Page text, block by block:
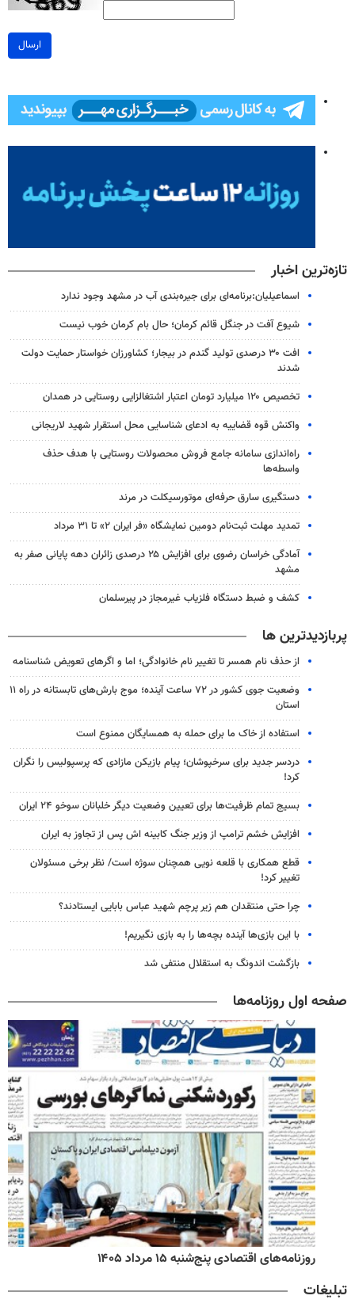
ارسال
تازه‌ترین اخبار
اسماعیلیان:برنامه‌ای برای جیره‌بندی آب در مشهد وجود ندارد
شیوع آفت در جنگل قائم کرمان؛ حال بام کرمان خوب نیست
افت ۳۰ درصدی تولید گندم در بیجار؛ کشاورزان خواستار حمایت دولت
شدند
تخصیص ۱۲۰ میلیارد تومان اعتبار اشتغالزایی روستایی در همدان
واکنش قوه قضاییه به ادعای شناسایی محل استقرار شهید لاریجانی
راه‌اندازی سامانه جامع فروش محصولات روستایی با هدف حذف
واسطه‌ها
دستگیری سارق حرفه‌ای موتورسیکلت در مرند
تمدید مهلت ثبت‌نام دومین نمایشگاه «فر ایران ۲» تا ۳۱ مرداد
آمادگی خراسان رضوی برای افزایش ۲۵ درصدی زائران دهه پایانی صفر به
مشهد
کشف و ضبط دستگاه فلزیاب غیرمجاز در پیرسلمان
پربازدیدترین ها
از حذف نام همسر تا تغییر نام خانوادگی؛ اما و اگرهای تعویض شناسنامه
وضعیت جوی کشور در ۷۲ ساعت آینده؛ موج بارش‌های تابستانه در راه ۱۱
استان
استفاده از خاک ما برای حمله به همسایگان ممنوع است
دردسر جدید برای سرخپوشان؛ پیام بازیکن مازادی که پرسپولیس را نگران
کرد!
بسیج تمام ظرفیت‌ها برای تعیین وضعیت دیگر خلبانان سوخو ۲۴ ایران
افزایش خشم ترامپ از وزیر جنگ کابینه اش پس از تجاوز به ایران
قطع همکاری با قلعه نویی همچنان سوژه است/ نظر برخی مسئولان
تغییر کرد!
چرا حتی منتقدان هم زیر پرچم شهید عباس بابایی ایستادند؟
با این بازی‌ها آینده بچه‌ها را به بازی نگیریم!
بازگشت اندونگ به استقلال منتفی شد
صفحه اول روزنامه‌ها
روزنامه‌های اقتصادی پنج‌شنبه ۱۵ مرداد ۱۴۰۵
تبلیغات